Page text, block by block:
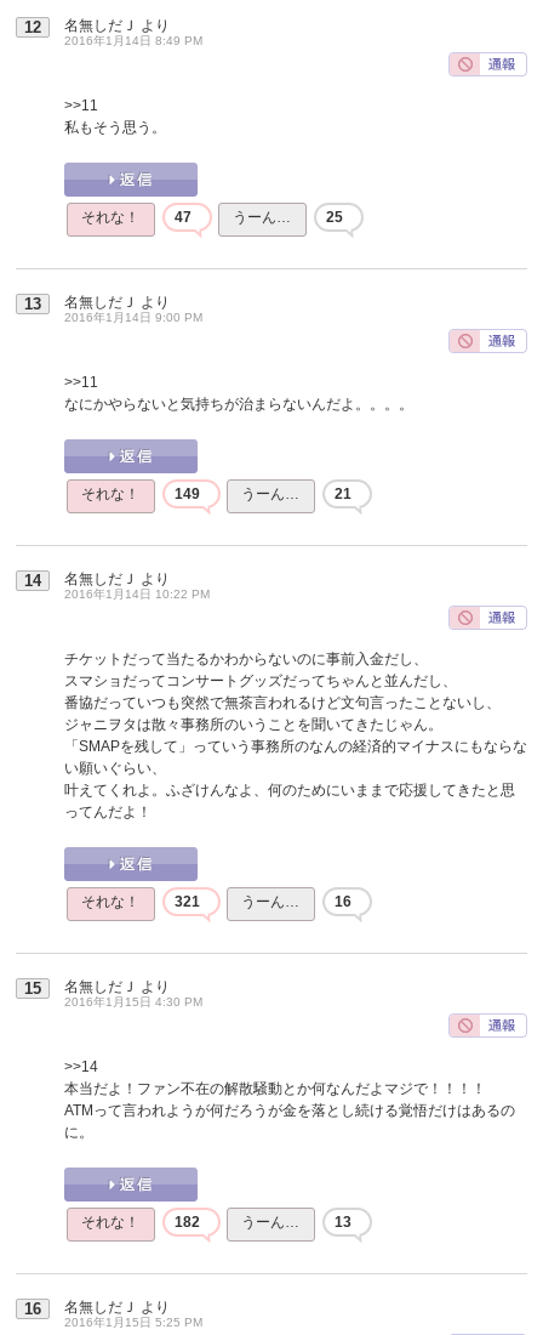
12 名無しだＪ より
2016年1月14日 8:49 PM
>>11
私もそう思う。
それな！ 47 うーん… 25
13 名無しだＪ より
2016年1月14日 9:00 PM
>>11
なにかやらないと気持ちが治まらないんだよ。。。。
それな！ 149 うーん… 21
14 名無しだＪ より
2016年1月14日 10:22 PM
チケットだって当たるかわからないのに事前入金だし、
スマショだってコンサートグッズだってちゃんと並んだし、
番協だっていつも突然で無茶言われるけど文句言ったことないし、
ジャニヲタは散々事務所のいうことを聞いてきたじゃん。
「SMAPを残して」っていう事務所のなんの経済的マイナスにもならな
い願いぐらい、
叶えてくれよ。ふざけんなよ、何のためにいままで応援してきたと思
ってんだよ！
それな！ 321 うーん… 16
15 名無しだＪ より
2016年1月15日 4:30 PM
>>14
本当だよ！ファン不在の解散騒動とか何なんだよマジで！！！！
ATMって言われようが何だろうが金を落とし続ける覚悟だけはあるの
に。
それな！ 182 うーん… 13
16 名無しだＪ より
2016年1月15日 5:25 PM